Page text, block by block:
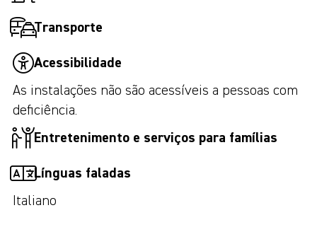
Transporte
Acessibilidade
As instalações não são acessíveis a pessoas com
deficiência.
Entretenimento e serviços para famílias
Línguas faladas
Italiano